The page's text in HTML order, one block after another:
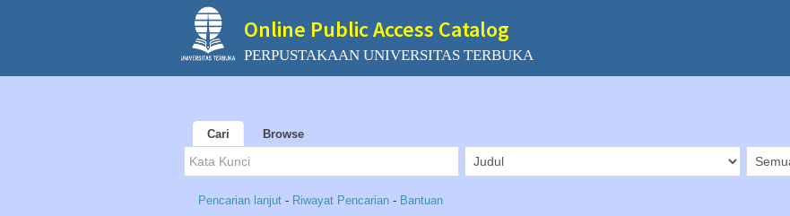
Online Public Access Catalog
PERPUSTAKAAN UNIVERSITAS TERBUKA
Cari Browse
Pencarian lanjut - Riwayat Pencarian - Bantuan